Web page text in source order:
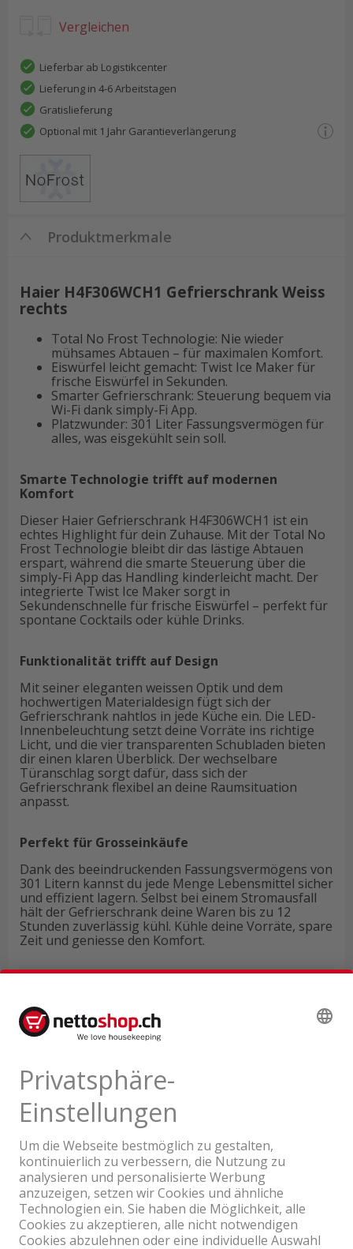
Vergleichen
Lieferbar ab Logistikcenter
Lieferung in 4-6 Arbeitstagen
Gratislieferung
Optional mit 1 Jahr Garantieverlängerung
Produktmerkmale
Haier H4F306WCH1 Gefrierschrank Weiss
rechts
Total No Frost Technologie: Nie wieder
mühsames Abtauen – für maximalen Komfort.
Eiswürfel leicht gemacht: Twist Ice Maker für
frische Eiswürfel in Sekunden.
Smarter Gefrierschrank: Steuerung bequem via
Wi-Fi dank simply-Fi App.
Platzwunder: 301 Liter Fassungsvermögen für
alles, was eisgekühlt sein soll.
Smarte Technologie trifft auf modernen
Komfort
Dieser Haier Gefrierschrank H4F306WCH1 ist ein
echtes Highlight für dein Zuhause. Mit der Total No
Frost Technologie bleibt dir das lästige Abtauen
erspart, während die smarte Steuerung über die
simply-Fi App das Handling kinderleicht macht. Der
integrierte Twist Ice Maker sorgt in
Sekundenschnelle für frische Eiswürfel – perfekt für
spontane Cocktails oder kühle Drinks.
Funktionalität trifft auf Design
Mit seiner eleganten weissen Optik und dem
hochwertigen Materialdesign fügt sich der
Gefrierschrank nahtlos in jede Küche ein. Die LED-
Innenbeleuchtung setzt deine Vorräte ins richtige
Licht, und die vier transparenten Schubladen bieten
dir einen klaren Überblick. Der wechselbare
Türanschlag sorgt dafür, dass sich der
Gefrierschrank flexibel an deine Raumsituation
anpasst.
Perfekt für Grosseinkäufe
Dank des beeindruckenden Fassungsvermögens von
301 Litern kannst du jede Menge Lebensmittel sicher
und effizient lagern. Selbst bei einem Stromausfall
hält der Gefrierschrank deine Waren bis zu 12
Stunden zuverlässig kühl. Kühle deine Vorräte, spare
Zeit und geniesse den Komfort.
Produktbewertungen
Produkttour
Ein Unternehmen der Coop Gruppe